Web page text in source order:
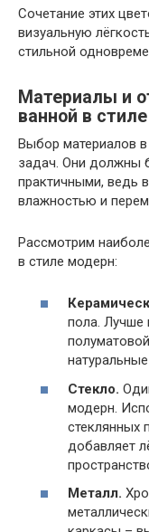
Сочетание этих
визуальную
стильной
Материалы и
ванной в
Выбор материалов
задач. Они должны
практичными, ведь
влажностью и
Рассмотрим
в стиле модерн:
пола. Лучше
Стекло.
модерн.
стеклянных
добавляет
Металл.